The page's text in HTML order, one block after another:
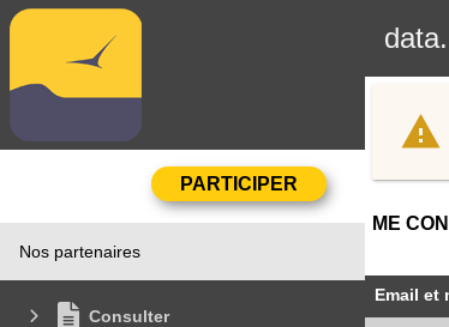
Nos partenaires
Consulter
ME
Email et